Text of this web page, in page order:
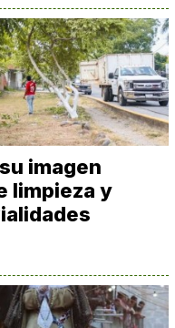
imagen
limpieza y